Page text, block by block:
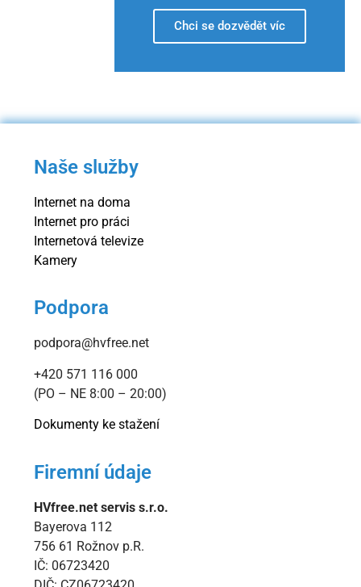
Chci se dozvědět víc
Naše služby
Internet na doma
Internet pro práci
Internetová televize
Kamery
Podpora
podpora@hvfree.net
+420 571 116 000
(PO – NE 8:00 – 20:00)
Dokumenty ke stažení
Firemní údaje
HVfree.net servis s.r.o.
Bayerova 112
756 61 Rožnov p.R.
IČ: 06723420